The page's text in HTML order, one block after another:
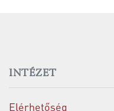
INTÉZET
Elérhetőség